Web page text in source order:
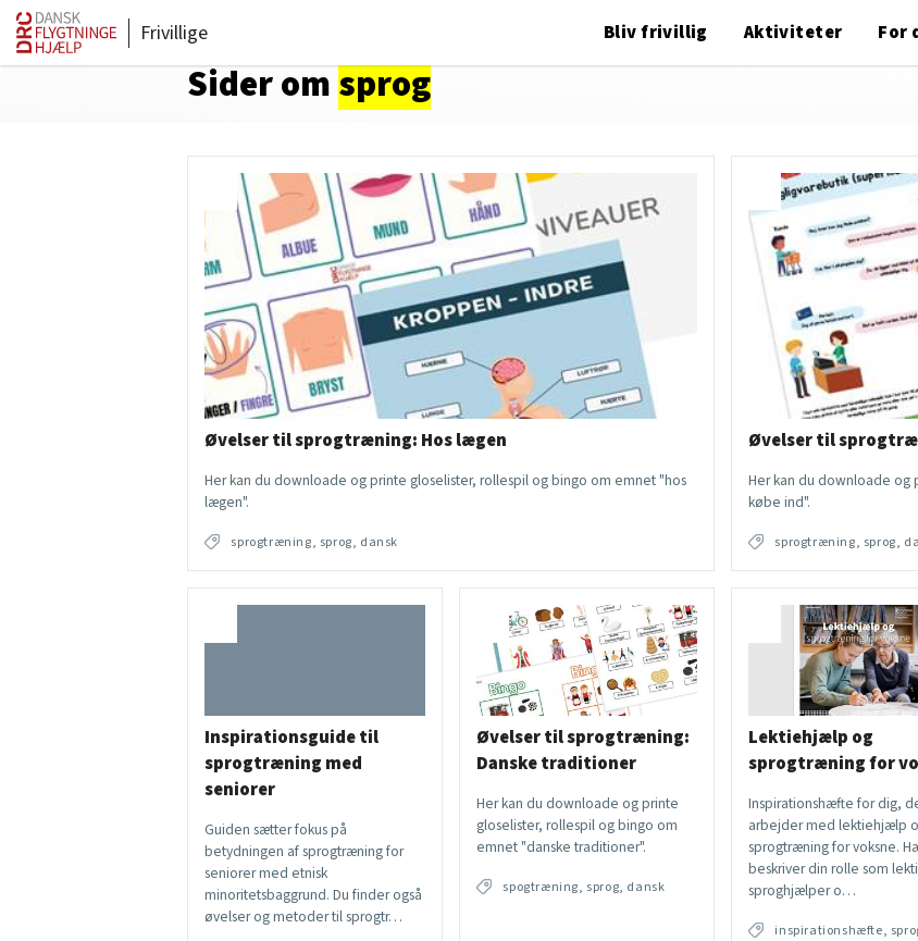
Frivillige Bliv frivillig Aktiviteter For
Sider omsprog
Øvelser til sprogtræning: Hos lægen
Her kan du downloade og printe gloselister, rollespil og bingo om emnet "hos
lægen".
sprogtræning, sprog, dansk
Øvelser til
Her kan du downloade og
købe ind".
sprogtræning, sprog,
Inspirationsguide til
sprogtræning med
seniorer
Guiden sætter fokus på
betydningen af sprogtræning for
seniorer med etnisk
minoritetsbaggrund. Du finder også
øvelser og metoder til sprogtr…
Øvelser til sprogtræning:
Danske traditioner
Her kan du downloade og printe
gloselister, rollespil og bingo om
emnet "danske traditioner".
spogtræning, sprog, dansk
Lektiehjælp og
sprogtræning for
Inspirationshæfte for dig,
arbejder med lektiehjælp
sprogtræning for voksne.
beskriver din rolle som
sproghjælper o…
inspirationshæfte,